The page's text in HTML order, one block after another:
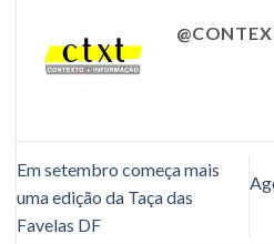
Em setembro começa mais
uma edição da Taça das
Favelas DF